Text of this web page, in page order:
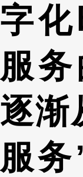
字
服
逐渐
服